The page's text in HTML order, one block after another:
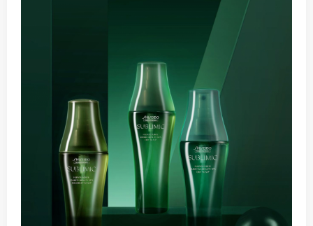
2月9日，资生堂集团与施华蔻母公司汉高集团同时发布
消息称，汉高集团将收购资生堂亚太区美发专业业务，
转让形式依然是通过子公司过渡的方式。资生堂美发业